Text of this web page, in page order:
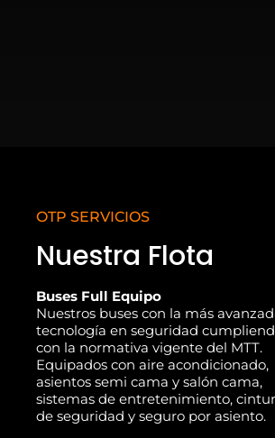
OTP SERVICIOS
Nuestra Flota
Buses Full Equipo
Nuestros buses con la más
tecnología en seguridad
con la normativa vigente del MTT.
Equipados con aire acondicionado,
asientos semi cama y salón cama,
sistemas de entretenimiento,
de seguridad y seguro por asiento.